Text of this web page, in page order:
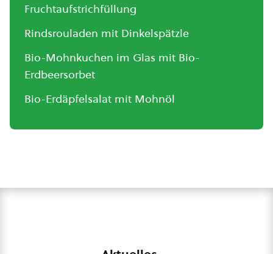
Fruchtaufstrichfüllung
Rindsrouladen mit Dinkelspätzle
Bio-Mohnkuchen im Glas mit Bio-
Erdbeersorbet
Bio-Erdäpfelsalat mit Mohnöl